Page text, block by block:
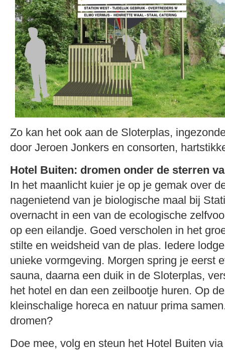
Zo kan het ook aan de Sloterplas,
door Jeroen Jonkers en consorten,
Hotel Buiten: dromen onder de sterren
In het maanlicht kuier je op je gemak over
nagenietend van je biologische maal bij
overnacht in een van de ecologische
op een eilandje. Goed verscholen in het
stilte en weidsheid van de plas. Iedere
unieke vormgeving. Morgen spring je eerst
sauna, daarna een duik in de Sloterplas,
het hotel en dan een zeilbootje huren. Op
kleinschalige horeca en natuur prima
dromen?
Doe mee, volg en steun het Hotel Buiten